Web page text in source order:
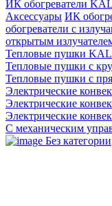
ИК обогреватели
Аксессуары ИК
обогреватели с
открытым
Тепловые пушки
Тепловые пушки с
Тепловые пушки с
Электрические
Электрические
Электрические
С механическим
Без категории